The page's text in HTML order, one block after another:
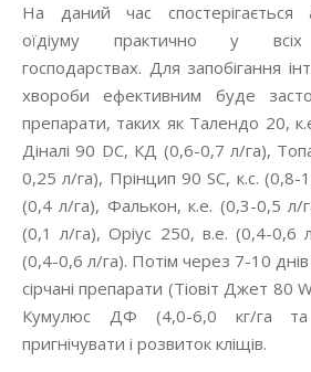
На даний час спостерігається
оїдіуму практично у всіх
господарствах. Для запобігання
хвороби ефективним буде
препарати, таких як Талендо 20,
Діналі 90 DC, КД (0,6-0,7 л/га),
0,25 л/га), Прінцип 90 SC, к.с. (0,8-
(0,4 л/га), Фалькон, к.е. (0,3-0,5 л/
(0,1 л/га), Оріус 250, в.е. (0,4-0,6
(0,4-0,6 л/га). Потім через 7-10
сірчані препарати (Тіовіт Джет 80
Кумулюс ДФ (4,0-6,0 кг/га
пригнічувати і розвиток кліщів.